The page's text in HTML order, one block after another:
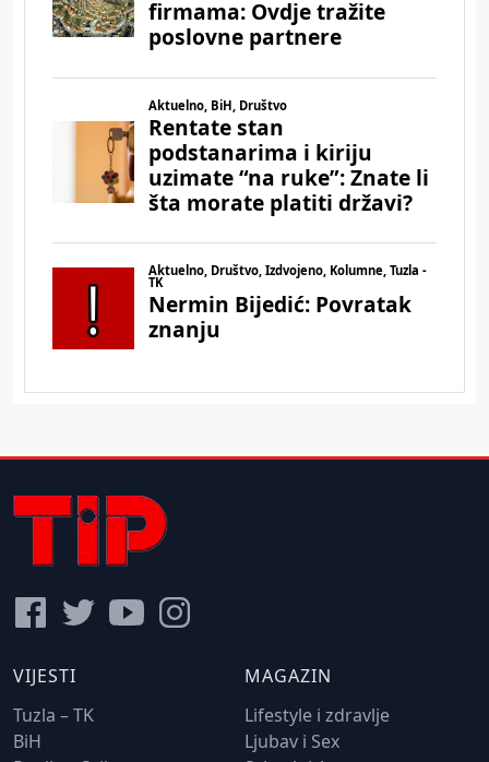
VIJESTI
Tuzla – TK
BiH
MAGAZIN
Lifestyle i zdravlje
Ljubav i Sex